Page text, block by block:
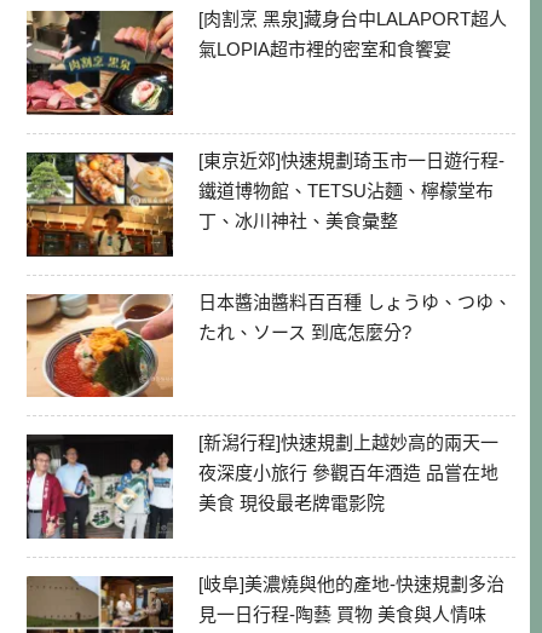
[肉割烹 黑泉]藏身台中LALAPORT超人
氣LOPIA超市裡的密室和食饗宴
[東京近郊]快速規劃琦玉市一日遊行程-
鐵道博物館、TETSU沾麵、檸檬堂布
丁、冰川神社、美食彙整
日本醬油醬料百百種 しょうゆ、つゆ、
たれ、ソース 到底怎麼分?
[新潟行程]快速規劃上越妙高的兩天一
夜深度小旅行 參觀百年酒造 品嘗在地
美食 現役最老牌電影院
[岐阜]美濃燒與他的產地-快速規劃多治
見一日行程-陶藝 買物 美食與人情味